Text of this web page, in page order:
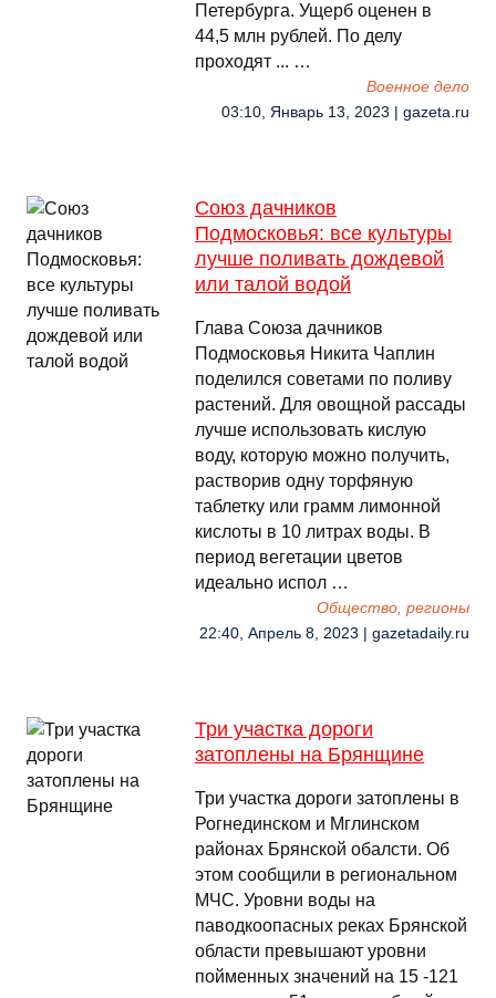
Петербурга. Ущерб оценен в
44,5 млн рублей. По делу
проходят ... …
Военное дело
03:10, Январь 13, 2023 | gazeta.ru
Союз дачников
Подмосковья: все культуры
лучше поливать дождевой
или талой водой
Глава Союза дачников
Подмосковья Никита Чаплин
поделился советами по поливу
растений. Для овощной рассады
лучше использовать кислую
воду, которую можно получить,
растворив одну торфяную
таблетку или грамм лимонной
кислоты в 10 литрах воды. В
период вегетации цветов
идеально испол …
Общество, регионы
22:40, Апрель 8, 2023 | gazetadaily.ru
Три участка дороги
затоплены на Брянщине
Три участка дороги затоплены в
Рогнединском и Мглинском
районах Брянской обалсти. Об
этом сообщили в региональном
МЧС. Уровни воды на
паводкоопасных реках Брянской
области превышают уровни
пойменных значений на 15 -121